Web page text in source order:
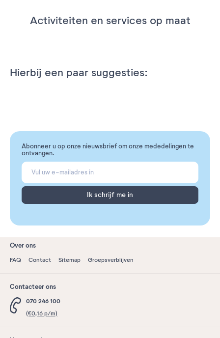
Activiteiten en services op maat
Hierbij een paar suggesties:
Abonneer u op onze nieuwsbrief om onze mededelingen te
ontvangen.
Ik schrijf me in
Over ons
FAQ Contact Sitemap Groepsverblijven
Contacteer ons
070 246 100
(€0,16 p/m)